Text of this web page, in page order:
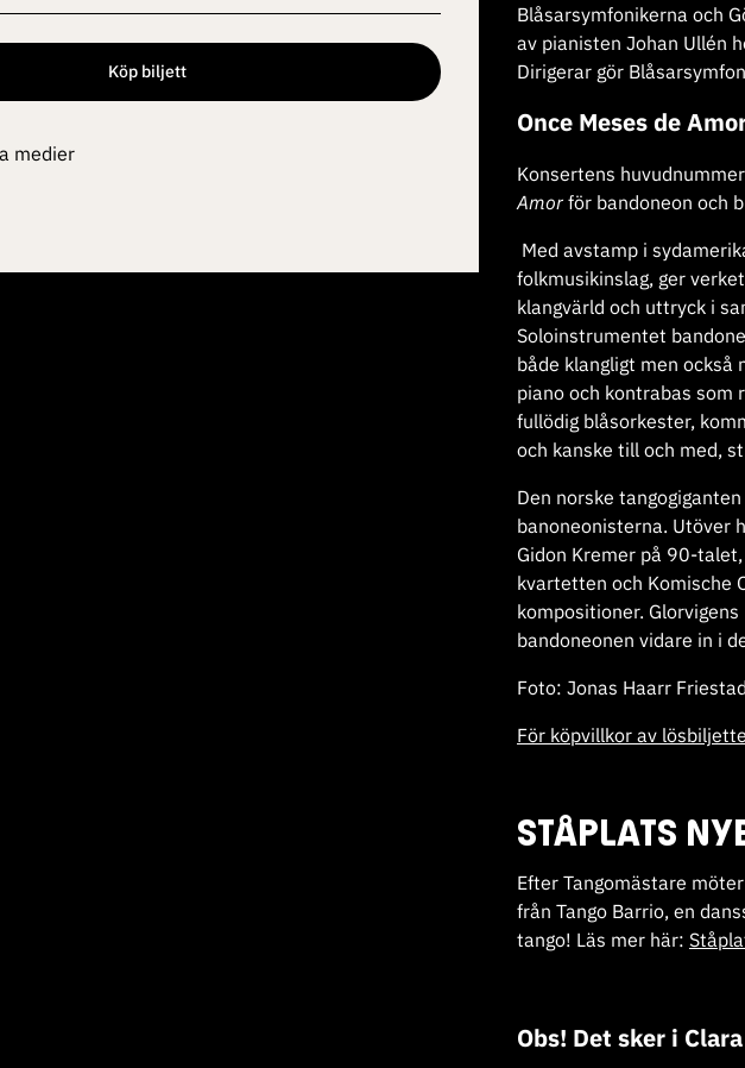
Köp biljett
medier
Blåsarsymfonikerna och
av pianisten Johan Ullén
Dirigerar gör
Once Meses de
Konsertens
Amor för bandoneon och
Med avstamp i
folkmusikinslag, ger
klangvärld och uttryck i
Soloinstrumentet
både klangligt men också
piano och kontrabas som
fullödig blåsorkester,
och kanske till och med,
Den norske
banoneonisterna. Utöver
Gidon Kremer på 90-
kvartetten och Komische
kompositioner.
bandoneonen vidare in i
Foto: Jonas Haarr
För köpvillkor av
STÅPLATS
Efter Tangomästare
från Tango Barrio, en
tango! Läs mer här:
Obs! Det sker i